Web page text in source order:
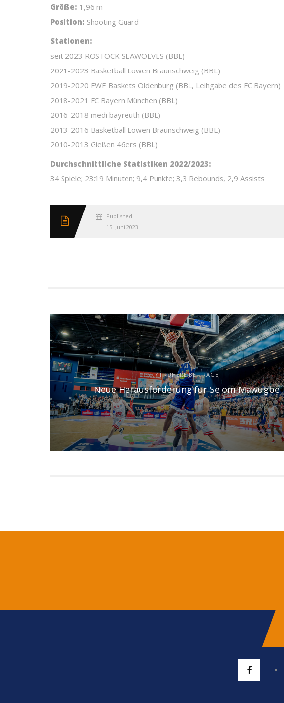
Größe: 1,96 m
Position: Shooting Guard
Stationen:
seit 2023 ROSTOCK SEAWOLVES (BBL)
2021-2023 Basketball Löwen Braunschweig (BBL)
2019-2020 EWE Baskets Oldenburg (BBL, Leihgabe des FC Bayern)
2018-2021 FC Bayern München (BBL)
2016-2018 medi bayreuth (BBL)
2013-2016 Basketball Löwen Braunschweig (BBL)
2010-2013 Gießen 46ers (BBL)
Durchschnittliche Statistiken 2022/2023:
34 Spiele; 23:19 Minuten; 9,4 Punkte; 3,3 Rebounds, 2,9 Assists
Published
15. Juni 2023
FRÜHERE BEITRÄGE
Neue Herausforderung für Selom Mawugbe